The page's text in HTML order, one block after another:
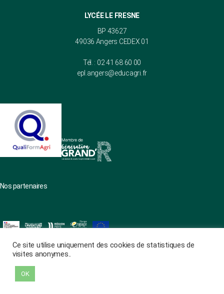
LYCÉE LE FRESNE
BP 43627
49036 Angers CEDEX 01
Tél. : 02 41 68 60 00
epl.angers@educagri.fr
Nos partenaires
Haut↑
Ce site utilise uniquement des cookies de statistiques de
visites anonymes..
OK